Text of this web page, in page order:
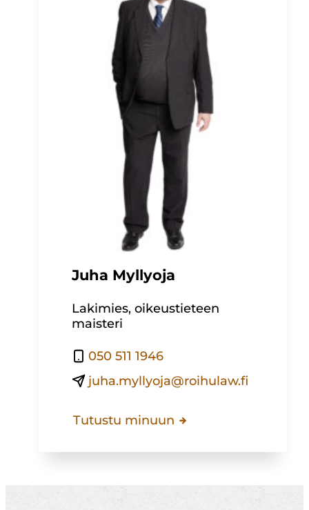
Juha Myllyoja
Lakimies, oikeustieteen
maisteri
050 511 1946
juha.myllyoja@roihulaw.fi
Tutustu minuun